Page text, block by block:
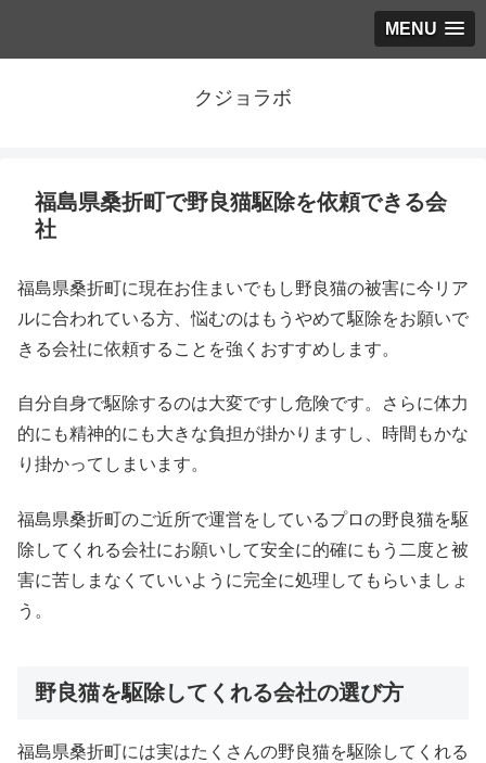
MENU
クジョラボ
福島県桑折町で野良猫駆除を依頼できる会
社
福島県桑折町に現在お住まいでもし野良猫の被害に今リア
ルに合われている方、悩むのはもうやめて駆除をお願いで
きる会社に依頼することを強くおすすめします。
自分自身で駆除するのは大変ですし危険です。さらに体力
的にも精神的にも大きな負担が掛かりますし、時間もかな
り掛かってしまいます。
福島県桑折町のご近所で運営をしているプロの野良猫を駆
除してくれる会社にお願いして安全に的確にもう二度と被
害に苦しまなくていいように完全に処理してもらいましょ
う。
野良猫を駆除してくれる会社の選び方
福島県桑折町には実はたくさんの野良猫を駆除してくれる